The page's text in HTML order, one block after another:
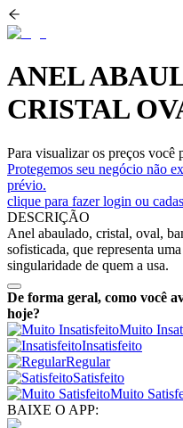
ANEL
CRISTAL
Para visualizar os preços você
Protegemos seu negócio não
prévio.
clique para fazer login ou
DESCRIÇÃO
Anel abaulado, cristal, oval,
sofisticada, que representa
singularidade de quem a usa.
De forma geral, como você
hoje?
Muito
Insatisfeito
Regular
Satisfeito
Muito
BAIXE O APP: